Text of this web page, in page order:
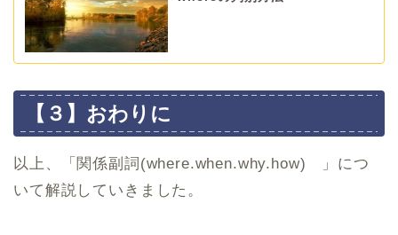
【３】おわりに
以上、「関係副詞(where.when.why.how) 」につ
いて解説していきました。